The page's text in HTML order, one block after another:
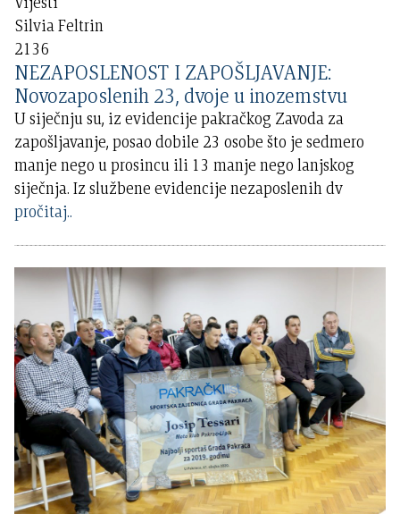
Silvia Feltrin
2136
NEZAPOSLENOST I ZAPOŠLJAVANJE:
Novozaposlenih 23, dvoje u inozemstvu
U siječnju su, iz evidencije pakračkog Zavoda za
zapošljavanje, posao dobile 23 osobe što je sedmero
manje nego u prosincu ili 13 manje nego lanjskog
siječnja. Iz službene evidencije nezaposlenih dv
pročitaj..